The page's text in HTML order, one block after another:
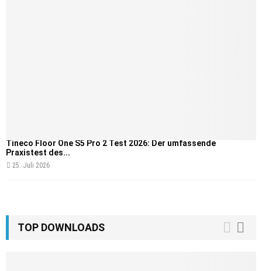
Tineco Floor One S5 Pro 2 Test 2026: Der umfassende
Praxistest des...
25. Juli 2026
TOP DOWNLOADS